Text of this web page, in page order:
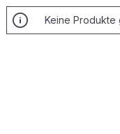
Keine Produkte